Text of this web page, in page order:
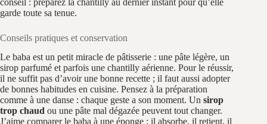
garde toute sa tenue.
Conseils pratiques et conservation
Le baba est un petit miracle de pâtisserie : une pâte légère, un
sirop parfumé et parfois une chantilly aérienne. Pour le réussir,
il ne suffit pas d’avoir une bonne recette ; il faut aussi adopter
de bonnes habitudes en cuisine. Pensez à la préparation
comme à une danse : chaque geste a son moment. Un sirop
trop chaud ou une pâte mal dégazée peuvent tout changer.
J’aime comparer le baba à une éponge : il absorbe, il retient, il